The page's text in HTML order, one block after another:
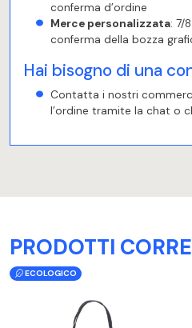
conferma d’ordine
Merce personalizzata: 7/
conferma della bozza
Hai bisogno di una
Contatta i nostri
l’ordine tramite la chat o
PRODOTTI
ECOLOGICO